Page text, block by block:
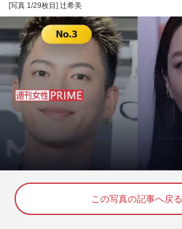
[写真 1/29枚目] 辻希美
n
u
o
d
:
この写真の記事へ戻る